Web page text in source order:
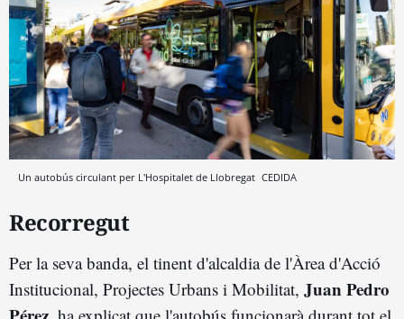
Un autobús circulant per L'Hospitalet de Llobregat CEDIDA
Recorregut
Per la seva banda, el tinent d'alcaldia de l'Àrea d'Acció
Institucional, Projectes Urbans i Mobilitat, Juan Pedro